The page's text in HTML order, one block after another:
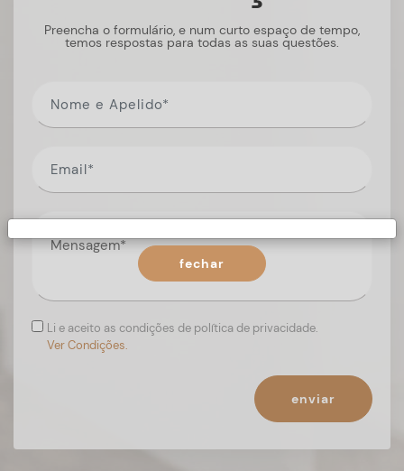
Preencha o formulário, e num curto espaço de tempo,
temos respostas para todas as suas questões.
Li e aceito as condições de política de privacidade.
Ver Condições.
enviar
fechar